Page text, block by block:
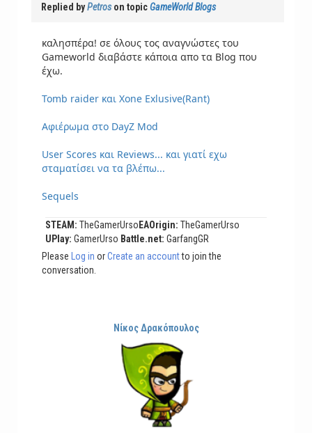
Replied byPetroson topicGameWorld Blogs
καλησπέρα! σε όλους τος αναγνώστες του
Gameworld διαβάστε κάποια απο τα Blog που
έχω.
Tomb raider και Xone Exlusive(Rant)
Αφιέρωμα στο DayZ Mod
User Scores και Reviews... και γιατί εχω
σταματίσει να τα βλέπω...
Sequels
STEAM: TheGamerUrso EAOrigin: TheGamerUrso
UPlay: GamerUrso Battle.net: GarfangGR
Please
Log in orCreate an accountto join the
conversation.
Νίκος Δρακόπουλος